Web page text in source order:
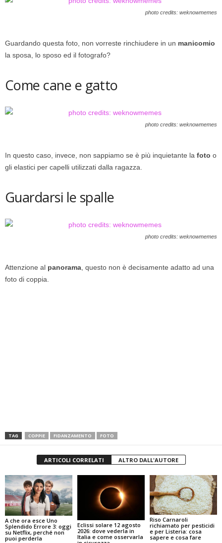
photo credits: weknowmemes
Guardando questa foto, non vorreste rinchiudere in un manicomio
la sposa, lo sposo ed il fotografo?
Come cane e gatto
photo credits: weknowmemes
In questo caso, invece, non sappiamo se è più inquietante la foto o
gli elastici per capelli utilizzati dalla ragazza.
Guardarsi le spalle
photo credits: weknowmemes
Attenzione al panorama, questo non è decisamente adatto ad una
foto di coppia.
TAG COPPIE FIDANZAMENTO FOTO
ARTICOLI CORRELATI ALTRO DALL'AUTORE
A che ora esce Uno
Splendido Errore 3: oggi
su Netflix, perché non
puoi perderla
Eclissi solare 12 agosto
2026: dove vederla in
Italia e come osservarla
Riso Carnaroli
richiamato per pesticidi
e per Listeria: cosa
sapere e cosa fare